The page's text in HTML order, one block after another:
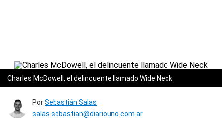
Charles McDowell, el delincuente llamado Wide Neck
PorSebastián Salas
salas.sebastian@diariouno.com.ar